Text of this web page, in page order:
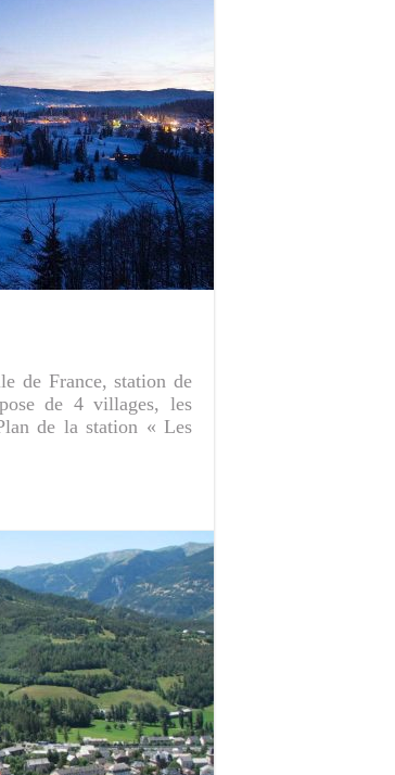
de France, station de
de 4 villages, les
de la station « Les